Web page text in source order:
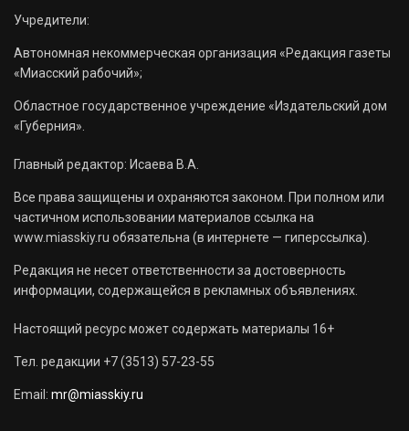
Учредители:
Автономная некоммерческая организация «Редакция газеты
«Миасский рабочий»;
Областное государственное учреждение «Издательский дом
«Губерния».
Главный редактор: Исаева В.А.
Все права защищены и охраняются законом. При полном или
частичном использовании материалов ссылка на
www.miasskiy.ru обязательна (в интернете — гиперссылка).
Редакция не несет ответственности за достоверность
информации, содержащейся в рекламных объявлениях.
Настоящий ресурс может содержать материалы 16+
Тел. редакции +7 (3513) 57-23-55
Email: mr@miasskiy.ru